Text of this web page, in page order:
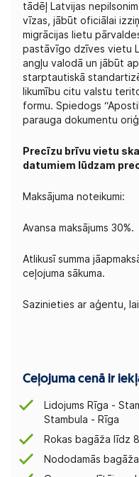
tādēļ Latvijas
vīzas, jābūt oficiālai
migrācijas lietu
pastāvīgo dzīves vietu
angļu valodā un jābūt
starptautiskā
likumību citu valstu
formu. Spiedogs
parauga dokumentu
Precīzu brīvu vietu
datumiem lūdzam
Maksājuma noteikumi:
Avansa maksājums 30%.
Atlikusī summa
ceļojuma sākuma.
Sazinieties ar aģentu,
Ceļojuma cenā ir
Lidojums Rīga -
Stambula - Rīga
Rokas bagāža līdz
Nododamās